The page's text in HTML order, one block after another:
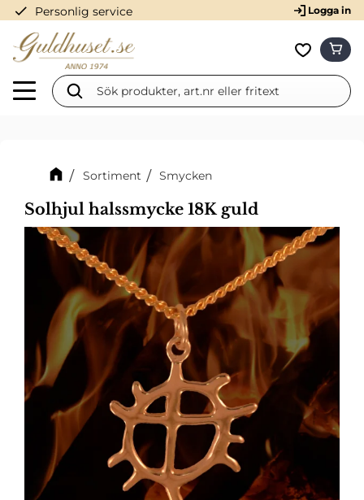
Meny
check Personlig service Logga in
Sortiment Smycken
Solhjul halssmycke 18K guld